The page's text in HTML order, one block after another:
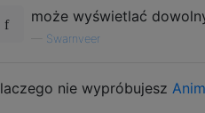
może wyświetlać
Swarnveer
nie wypróbujesz